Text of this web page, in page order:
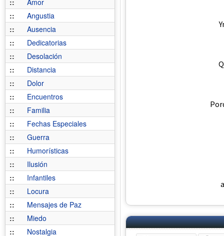
::
Amor
::
Angustia
::
Ausencia
::
Dedicatorias
::
Desolación
::
Distancia
::
Dolor
::
Encuentros
::
Familia
::
Fechas Especiales
::
Guerra
::
Humorísticas
::
Ilusión
::
Infantiles
::
Locura
::
Mensajes de Paz
::
Miedo
::
Nostalgia